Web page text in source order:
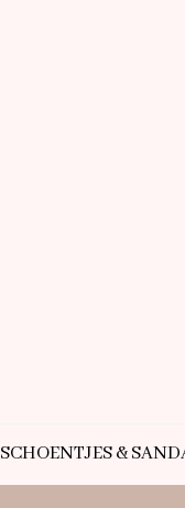
SCHOENTJES &